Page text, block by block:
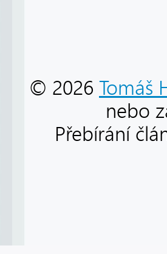
© 2026 Tomáš
nebo
Přebírání